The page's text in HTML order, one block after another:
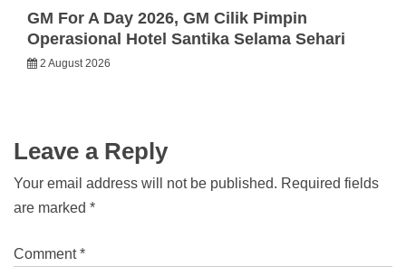
GM For A Day 2026, GM Cilik Pimpin
Operasional Hotel Santika Selama Sehari
2 August 2026
Leave a Reply
Your email address will not be published. Required fields
are marked *
Comment*